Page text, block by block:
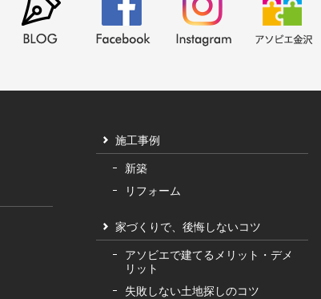
請
施工事例
新築
リフォーム
家づくりで、後悔しないコツ
アソビエで建てるメリット・デメ
リット
失敗しない土地探しのコツ